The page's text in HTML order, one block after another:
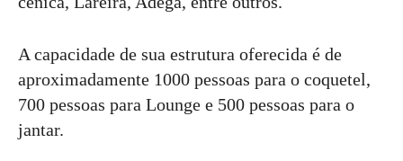
A capacidade de sua estrutura oferecida é de
aproximadamente 1000 pessoas para o coquetel,
700 pessoas para Lounge e 500 pessoas para o
jantar.